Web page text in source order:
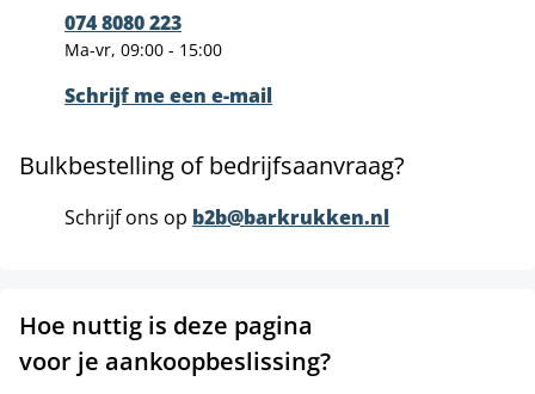
074 8080 223
Ma-vr, 09:00 - 15:00
Schrijf me een e-mail
Bulkbestelling of bedrijfsaanvraag?
Schrijf ons op b2b@barkrukken.nl
Hoe nuttig is deze pagina
voor je aankoopbeslissing?